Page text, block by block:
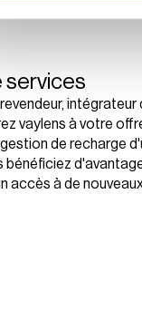
services
vaylens à votre
de recharge
bénéficiez
accès à de